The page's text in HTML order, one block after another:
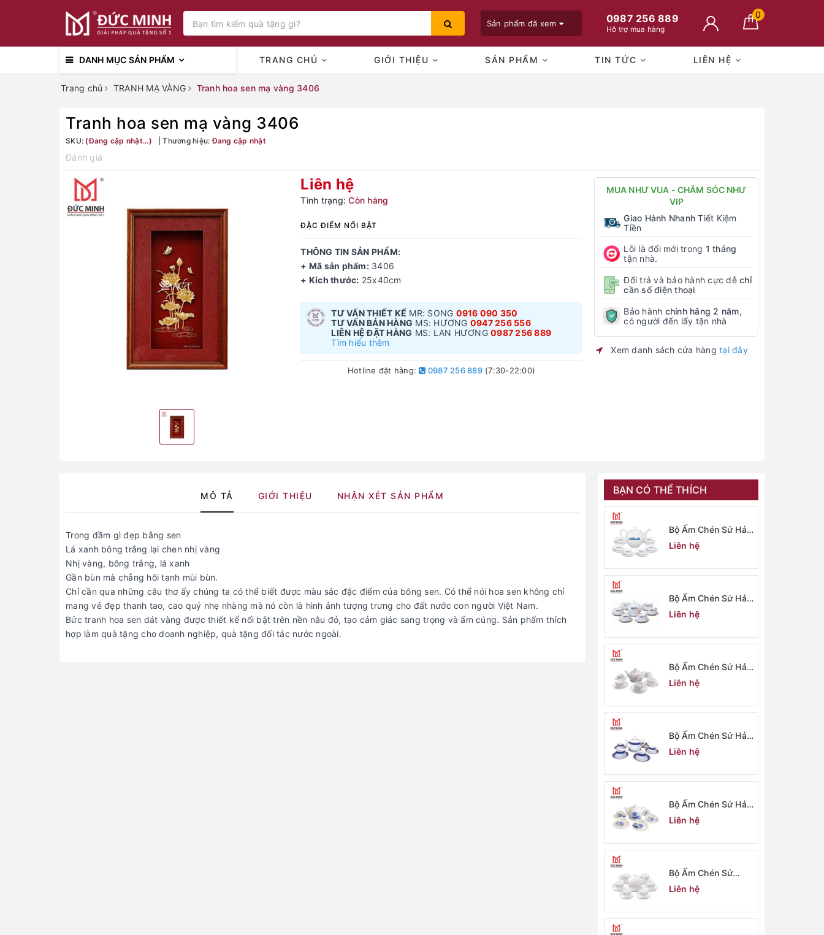
Sản phẩm đã xem 0987 256 889
Hỗ trợ mua hàng
0
DANH MỤC SẢN PHẨM TRANG CHỦ GIỚI THIỆU SẢN PHẨM TIN TỨC LIÊN HỆ
Trang chủ TRANH MẠ VÀNG Tranh hoa sen mạ vàng 3406
Tranh hoa sen mạ vàng 3406
SKU: (Đang cập nhật...) Thương hiệu:Đang cập nhật
Đánh giá
Liên hệ
Tình trạng: Còn hàng
ĐẶC ĐIỂM NỔI BẬT
THÔNG TIN SẢN PHẨM:
+ Mã sản phẩm:3406
+ Kích thước: 25x40cm
TƯ VẤN THIẾT KẾ MR: SONG 0916 090 350
TƯ VẤN BÁN HÀNG MS: HƯƠNG 0947 256 556
LIÊN HỆ ĐẶT HÀNG MS: LAN HƯƠNG0987 256 889
Tìm hiểu thêm
Hotline đặt hàng: 0987 256 889(7:30-22:00)
MUA NHƯ VUA - CHĂM SÓC NHƯ
VIP
Giao Hành Nhanh Tiết Kiệm
Tiền
Lỗi là đổi mới trong 1 tháng
tận nhà.
Đổi trả và bảo hành cực dễchỉ
cần số điện thoại
Bảo hành chính hãng 2 năm,
có người đến lấy tận nhà
Xem danh sách cửa hàngtại đây
MÔ TẢ GIỚI THIỆU NHẬN XÉT SẢN PHẨM
Trong đầm gì đẹp bằng sen
Lá xanh bông trắng lại chen nhị vàng
Nhị vàng, bông trắng, lá xanh
Gần bùn mà chẳng hôi tanh mùi bùn.
Chỉ cần qua những câu thơ ấy chúng ta có thể biết được màu sắc đặc điểm của bông sen. Có thể nói hoa sen không chỉ
mang vẻ đẹp thanh tao, cao quý nhẹ nhàng mà nó còn là hình ảnh tượng trưng cho đất nước con người Việt Nam.
Bức tranh hoa sen dát vàng được thiết kế nổi bật trên nền nâu đỏ, tạo cảm giác sang trọng và ấm cúng. Sản phẩm thích
hợp làm quà tặng cho doanh nghiệp, quà tặng đối tác nước ngoài.
BẠN CÓ THỂ THÍCH
Bộ Ấm Chén Sứ Hải
Dương 2915
Liên hệ
Bộ Ấm Chén Sứ Hải
Dương 2914
Liên hệ
Bộ Ấm Chén Sứ Hải
Dương 2913
Liên hệ
Bộ Ấm Chén Sứ Hải
Dương 2912
Liên hệ
Bộ Ấm Chén Sứ Hải
Dương 2911
Liên hệ
Bộ Ấm Chén Sứ
Minh Long 2910
Liên hệ